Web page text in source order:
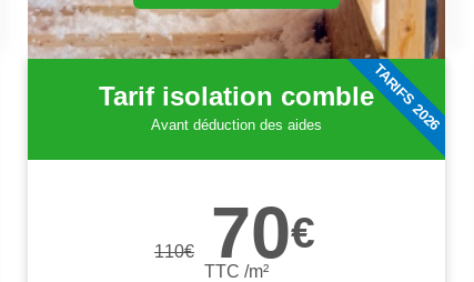
Tarif isolation comble
Avant déduction des aides
110€ 70€
TTC /m²
TARIFS 2026